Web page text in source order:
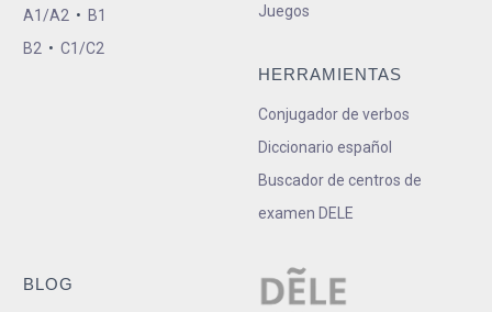
A1/A2 • B1
B2 • C1/C2
Juegos
HERRAMIENTAS
Conjugador de verbos
Diccionario español
Buscador de centros de
examen DELE
BLOG